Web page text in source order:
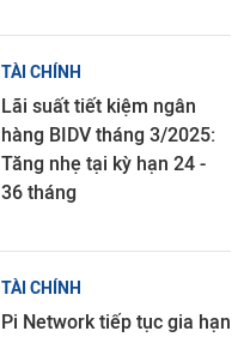
TÀI CHÍNH
Lãi suất tiết kiệm ngân
hàng BIDV tháng 3/2025:
Tăng nhẹ tại kỳ hạn 24 -
36 tháng
TÀI CHÍNH
Pi Network tiếp tục gia hạn